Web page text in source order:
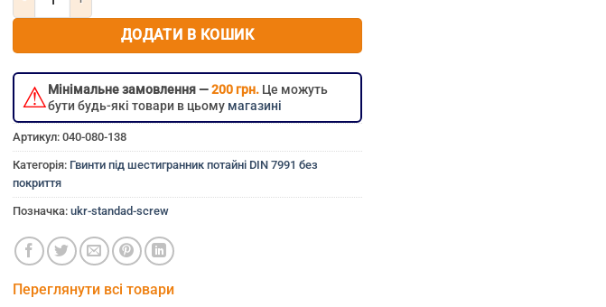
ДОДАТИ В КОШИК
⚠Мінімальне замовлення —200 грн. Це можуть
бути будь-які товари в цьому магазині
Артикул: 040-080-138
Категорія: Гвинти під шестигранник потайні DIN 7991 без
покриття
Позначка: ukr-standad-screw
Переглянути всі товари